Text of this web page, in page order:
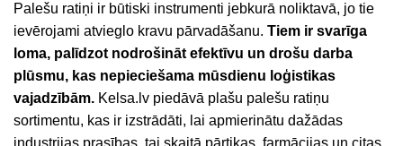
Palešu ratiņi ir būtiski instrumenti jebkurā noliktavā, jo tie
ievērojami atvieglo kravu pārvadāšanu. Tiem ir svarīga
loma, palīdzot nodrošināt efektīvu un drošu darba
plūsmu, kas nepieciešama mūsdienu loģistikas
vajadzībām. Kelsa.lv piedāvā plašu palešu ratiņu
sortimentu, kas ir izstrādāti, lai apmierinātu dažādas